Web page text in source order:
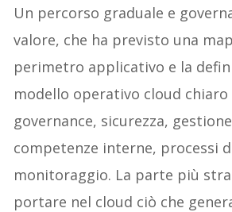
Un percorso graduale e
valore, che ha previsto una
perimetro applicativo e la
modello operativo cloud
governance, sicurezza,
competenze interne, processi
monitoraggio. La parte più
portare nel cloud ciò che